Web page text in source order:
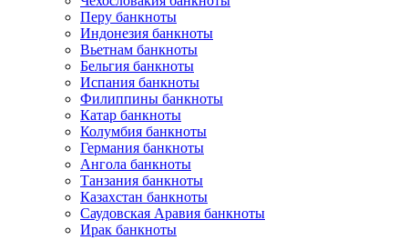
Перу банкноты
Индонезия банкноты
Вьетнам банкноты
Бельгия банкноты
Испания банкноты
Филиппины банкноты
Катар банкноты
Колумбия банкноты
Германия банкноты
Ангола банкноты
Танзания банкноты
Казахстан банкноты
Саудовская Аравия банкноты
Ирак банкноты